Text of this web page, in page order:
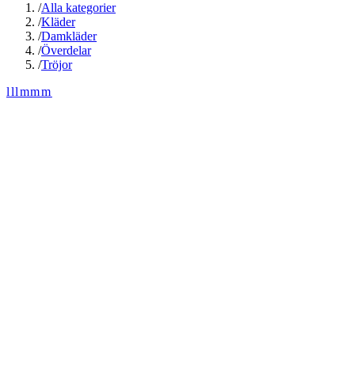
/Alla kategorier
/Kläder
/Damkläder
/Överdelar
/Tröjor
lllmmm